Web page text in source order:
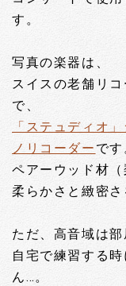
す。
写真の楽器は、
スイスの老舗リ
で、
「ステュディオ
ノリコーダー です
ペアーウッド材（
柔らかさと緻密さ
ただ、高音域は
自宅で練習する
ん…。